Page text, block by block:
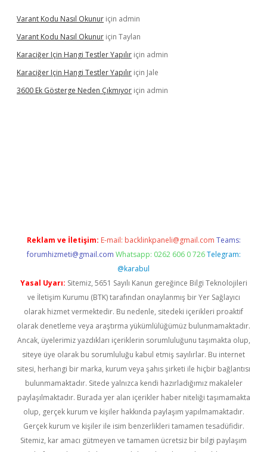
Varant Kodu Nasıl Okunur için admin
Varant Kodu Nasıl Okunur için Taylan
Karaciğer Için Hangi Testler Yapılır için admin
Karaciğer Için Hangi Testler Yapılır için Jale
3600 Ek Gösterge Neden Çıkmıyor için admin
Reklam ve İletişim: E-mail: backlinkpaneli@gmail.com Teams:
forumhizmeti@gmail.com Whatsapp: 0262 606 0 726 Telegram:
@karabul
Yasal Uyarı: Sitemiz, 5651 Sayılı Kanun gereğince Bilgi Teknolojileri
ve İletişim Kurumu (BTK) tarafından onaylanmış bir Yer Sağlayıcı
olarak hizmet vermektedir. Bu nedenle, sitedeki içerikleri proaktif
olarak denetleme veya araştırma yükümlülüğümüz bulunmamaktadır.
Ancak, üyelerimiz yazdıkları içeriklerin sorumluluğunu taşımakta olup,
siteye üye olarak bu sorumluluğu kabul etmiş sayılırlar. Bu internet
sitesi, herhangi bir marka, kurum veya şahıs şirketi ile hiçbir bağlantısı
bulunmamaktadır. Sitede yalnızca kendi hazırladığımız makaleler
paylaşılmaktadır. Burada yer alan içerikler haber niteliği taşımamakta
olup, gerçek kurum ve kişiler hakkında paylaşım yapılmamaktadır.
Gerçek kurum ve kişiler ile isim benzerlikleri tamamen tesadüfidir.
Sitemiz, kar amacı gütmeyen ve tamamen ücretsiz bir bilgi paylaşım